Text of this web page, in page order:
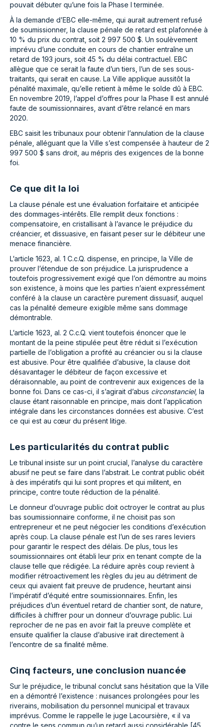
pouvait débuter qu’une fois la Phase I terminée.
À la demande d’EBC elle-même, qui aurait autrement refusé
de soumissionner, la clause pénale de retard est plafonnée à
10 % du prix du contrat, soit 2 997 500 $. Un soulèvement
imprévu d’une conduite en cours de chantier entraîne un
retard de 193 jours, soit 45 % du délai contractuel. EBC
allègue que ce serait la faute d’un tiers, l’un de ses sous-
traitants, qui serait en cause. La Ville applique aussitôt la
pénalité maximale, qu’elle retient à même le solde dû à EBC.
En novembre 2019, l’appel d’offres pour la Phase II est annulé
faute de soumissionnaires, avant d’être relancé en mars
2020.
EBC saisit les tribunaux pour obtenir l’annulation de la clause
pénale, alléguant que la Ville s’est compensée à hauteur de 2
997 500 $ sans droit, au mépris des exigences de la bonne
foi.
Ce que dit la loi
La clause pénale est une évaluation forfaitaire et anticipée
des dommages-intérêts. Elle remplit deux fonctions :
compensatoire, en cristallisant à l’avance le préjudice du
créancier, et dissuasive, en faisant peser sur le débiteur une
menace financière.
L’article 1623, al. 1 C.c.Q. dispense, en principe, la Ville de
prouver l’étendue de son préjudice. La jurisprudence a
toutefois progressivement exigé que l’on démontre au moins
son existence, à moins que les parties n’aient expressément
conféré à la clause un caractère purement dissuasif, auquel
cas la pénalité demeure exigible même sans dommage
démontrable.
L’article 1623, al. 2 C.c.Q. vient toutefois énoncer que le
montant de la peine stipulée peut être réduit si l’exécution
partielle de l’obligation a profité au créancier ou si la clause
est abusive. Pour être qualifiée d’abusive, la clause doit
désavantager le débiteur de façon excessive et
déraisonnable, au point de contrevenir aux exigences de la
bonne foi. Dans ce cas-ci, il s’agirait d’abus circonstanciel, la
clause étant raisonnable en principe, mais dont l’application
intégrale dans les circonstances données est abusive. C’est
ce qui est au cœur du présent litige.
Les particularités du contrat public
Le tribunal insiste sur un point crucial, l’analyse du caractère
abusif ne peut se faire dans l’abstrait. Le contrat public obéit
à des impératifs qui lui sont propres et qui militent, en
principe, contre toute réduction de la pénalité.
Le donneur d’ouvrage public doit octroyer le contrat au plus
bas soumissionnaire conforme, il ne choisit pas son
entrepreneur et ne peut négocier les conditions d’exécution
après coup. La clause pénale est l’un de ses rares leviers
pour garantir le respect des délais. De plus, tous les
soumissionnaires ont établi leur prix en tenant compte de la
clause telle que rédigée. La réduire après coup revient à
modifier rétroactivement les règles du jeu au détriment de
ceux qui avaient fait preuve de prudence, heurtant ainsi
l’impératif d’équité entre soumissionnaires. Enfin, les
préjudices d’un éventuel retard de chantier sont, de nature,
difficiles à chiffrer pour un donneur d’ouvrage public. Lui
reprocher de ne pas en avoir fait la preuve complète et
ensuite qualifier la clause d’abusive irait directement à
l’encontre de sa finalité même.
Cinq facteurs, une conclusion nuancée
Sur le préjudice, le tribunal conclut sans hésitation que la Ville
en a démontré l’existence : nuisances prolongées pour les
riverains, mobilisation du personnel municipal et travaux
imprévus. Comme le rappelle le juge Lacoursière, « il va
contre le sens commun qu’un retard aussi considérable [45